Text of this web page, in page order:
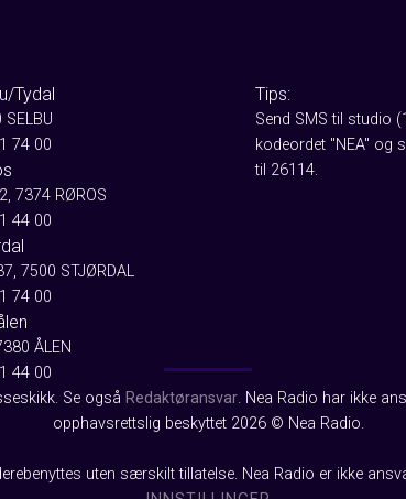
Tydal
74 00
7374 RØROS
44 00
7500 STJØRDAL
74 00
ÅLEN
44 00
Tips:
Send SMS til studio
kodeordet "NEA" og
til 26114.
Se også Redaktøransvar. Nea Radio har ikke
opphavsrettslig beskyttet 2026 © Nea Radio.
uten særskilt tillatelse. Nea Radio er ikke